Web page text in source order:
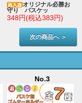
オリジナル必勝お
守り バスケッ
348円(税込383円)
次の商品へ ＞
No.3